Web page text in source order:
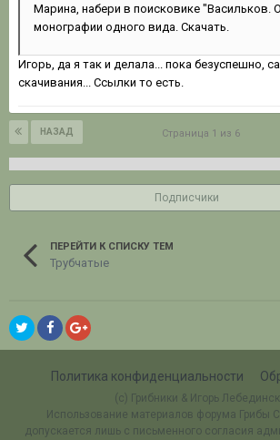
Марина, набери в поисковике "Васильков.
монографии одного вида. Скачать.
Игорь, да я так и делала... пока безуспешно,
скачивания... Ссылки то есть.
НАЗАД Страница 1 из 6
Подписчики
ПЕРЕЙТИ К СПИСКУ ТЕМ
Трубчатые
Политика конфиденциальности
(c) Грибники & Игорь
Использование материалов форума Грибы
допускается лишь с письменного согласия